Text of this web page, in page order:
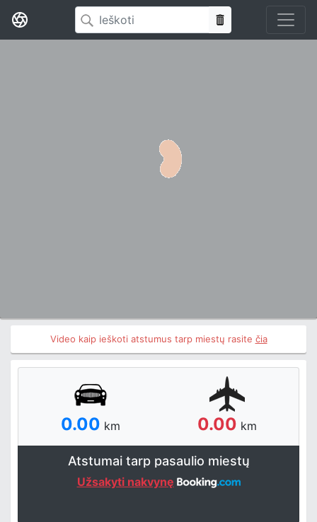
Video kaip ieškoti atstumus tarp miestų rasite čia
0.00 km 0.00 km
Atstumai tarp pasaulio miestų
Užsakyti nakvynę